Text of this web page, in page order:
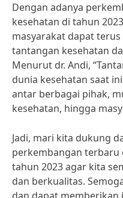
Dengan adanya
kesehatan di tahun
masyarakat dapat
tantangan kesehatan
Menurut dr. Andi,
dunia kesehatan saat
antar berbagai pihak,
kesehatan, hingga
Jadi, mari kita dukung
perkembangan terbaru
tahun 2023 agar kita
dan berkualitas.